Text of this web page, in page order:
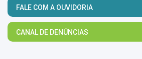
FALE COM A OUVIDORIA
CANAL DE DENÚNCIAS